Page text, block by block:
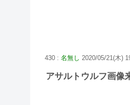
430 : 名無し 2020/05/21(木)
アサルトウルフ画像